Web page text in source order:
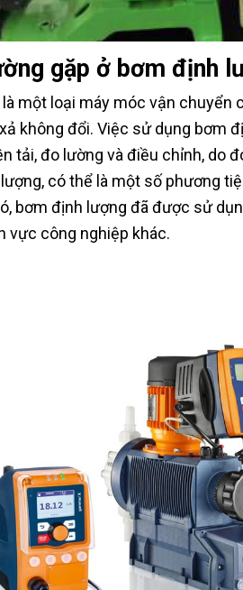
gặp ở bơm định
một loại máy móc vận chuyển
không đổi. Việc sử dụng bơm
tải, đo lường và điều chỉnh, do
có thể là một số phương
bơm định lượng đã được sử
vực công nghiệp khác.